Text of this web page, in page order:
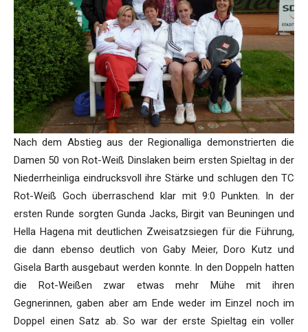
Nach dem Abstieg aus der Regionalliga demonstrierten die
Damen 50 von Rot-Weiß Dinslaken beim ersten Spieltag in der
Niederrheinliga eindrucksvoll ihre Stärke und schlugen den TC
Rot-Weiß Goch überraschend klar mit 9:0 Punkten. In der
ersten Runde sorgten Gunda Jacks, Birgit van Beuningen und
Hella Hagena mit deutlichen Zweisatzsiegen für die Führung,
die dann ebenso deutlich von Gaby Meier, Doro Kutz und
Gisela Barth ausgebaut werden konnte. In den Doppeln hatten
die Rot-Weißen zwar etwas mehr Mühe mit ihren
Gegnerinnen, gaben aber am Ende weder im Einzel noch im
Doppel einen Satz ab. So war der erste Spieltag ein voller